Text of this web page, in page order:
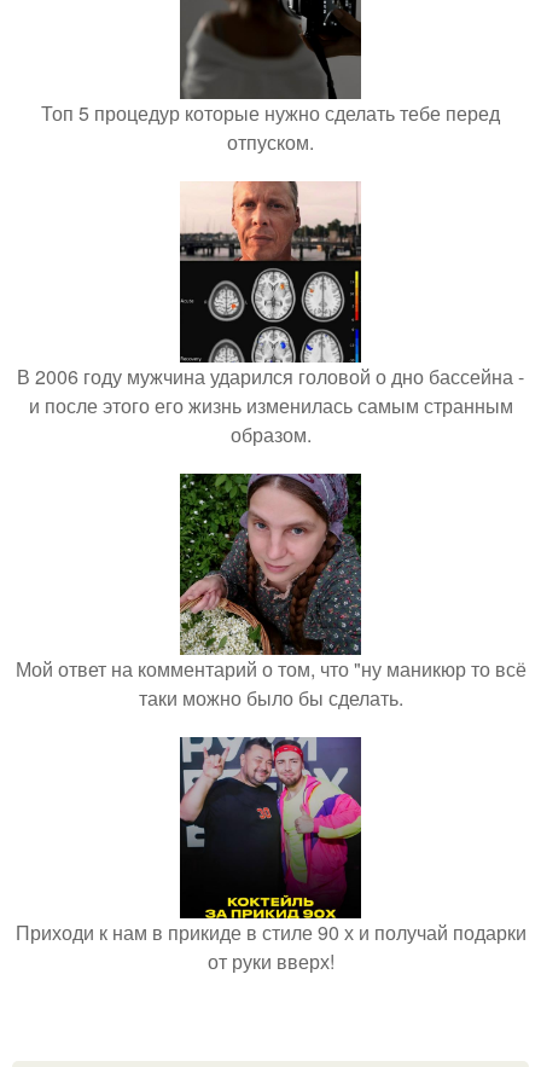
Топ 5 процедур которые нужно сделать тебе перед
отпуском.
В 2006 году мужчина ударился головой о дно бассейна -
и после этого его жизнь изменилась самым странным
образом.
Мой ответ на комментарий о том, что "ну маникюр то всё
таки можно было бы сделать.
Приходи к нам в прикиде в стиле 90 х и получай подарки
от руки вверх!